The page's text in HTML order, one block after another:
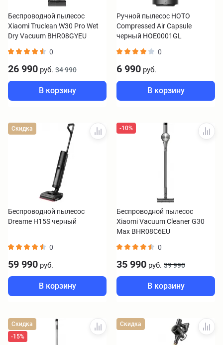
Беспроводной пылесос
Xiaomi Truclean W30 Pro Wet
Dry Vacuum BHR08GYEU
0
26 990 руб. 34 990
В корзину
Ручной пылесос HOTO
Compressed Air Capsule
черный HOE0001GL
0
6 990 руб.
В корзину
Скидка
Беспроводной пылесос
Dreame H15S черный
0
59 990 руб.
В корзину
-10%
Беспроводной пылесос
Xiaomi Vacuum Cleaner G30
Max BHR08C6EU
0
35 990 руб. 39 990
В корзину
Скидка
-15%
Скидка